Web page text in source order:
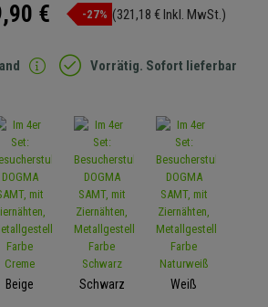
€ -27% (321,18 € Inkl. MwSt.)
Vorrätig. Sofort lieferbar
Beige Schwarz Weiß